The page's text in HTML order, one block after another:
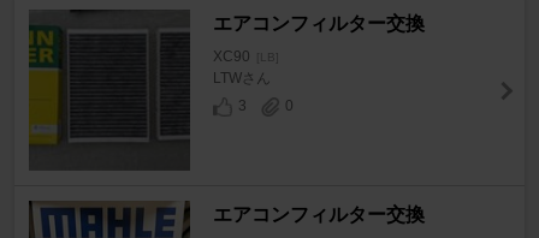
エアコンフィルター交換
XC90 [LB]
LTWさん
3
0
エアコンフィルター交換